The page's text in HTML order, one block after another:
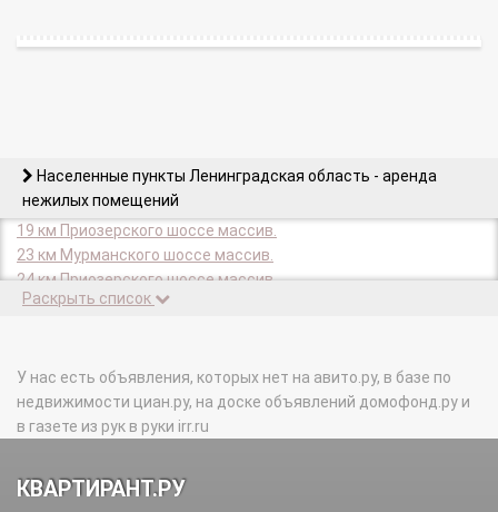
Населенные пункты Ленинградская область - аренда
нежилых помещений
19 км Приозерского шоссе массив.
23 км Мурманского шоссе массив.
24 км Приозерского шоссе массив.
25 км автодороги Матокса массив.
34 км массив.
34 км Приозерского шоссе тер.
36 км массив.
37 км Выборгского шоссе тер.
38 км Выборгского шоссе массив.
Раскрыть список
У нас есть объявления, которых нет на авито.ру, в базе по
недвижимости циан.ру, на доске объявлений домофонд.ру и
в газете из рук в руки irr.ru
КВАРТИРАНТ.РУ